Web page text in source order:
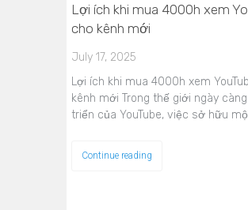
Lợi ích khi mua 4000h xem
cho kênh mới
July 17, 2025
Lợi ích khi mua 4000h xem
kênh mới Trong thế giới ngày
triển của YouTube, việc sở hữu
Continue reading